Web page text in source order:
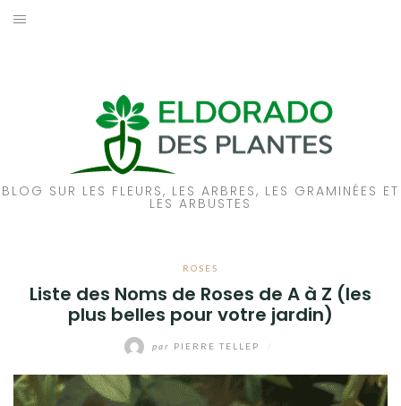
Aller
BLOG SUR LES FLEURS, LES ARBRES, LES GRAMINÉES ET
LES ARBUSTES
ROSES
Liste des Noms de Roses de A à Z (les
plus belles pour votre jardin)
par PIERRE TELLEP
A PROPOS